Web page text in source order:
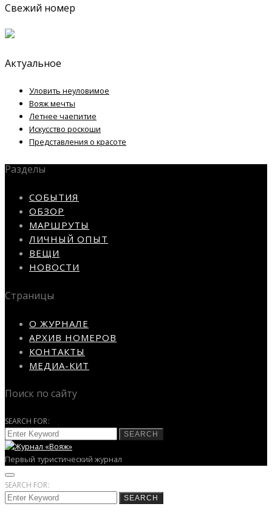
Свежий номер
Актуальное
Уловить неуловимое
Вояж мечты
Летнее чаепитие
Искусство роскоши
Представления о красоте
Разделы
СОБЫТИЯ
ОБЗОР
МАРШРУТЫ
ЛИЧНЫЙ ОПЫТ
ВЕЩИ
НОВОСТИ
Страницы
О ЖУРНАЛЕ
АРХИВ НОМЕРОВ
КОНТАКТЫ
МЕДИА-КИТ
Поиск по сайту
SEARCH FOR:
SEARCH
Первый туристический журнал
SEARCH FOR:
SEARCH